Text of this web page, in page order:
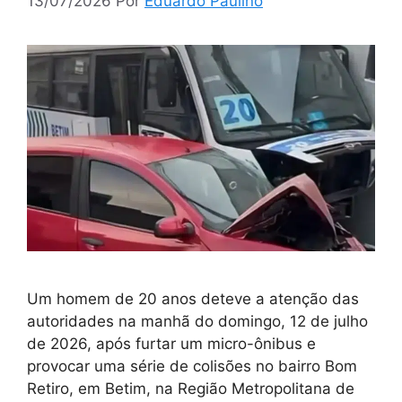
Um homem de 20 anos deteve a atenção das
autoridades na manhã do domingo, 12 de julho
de 2026, após furtar um micro-ônibus e
provocar uma série de colisões no bairro Bom
Retiro, em Betim, na Região Metropolitana de